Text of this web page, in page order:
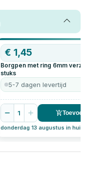
OP=OP
€1,45
Borgpen met ring 6mm
stuks
5-7 dagen levertijd
1
donderdag 13 augustus in huis